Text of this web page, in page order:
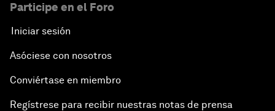
Participe en el Foro
Iniciar sesión
Asóciese con nosotros
Conviértase en miembro
Regístrese para recibir nuestras notas de prensa